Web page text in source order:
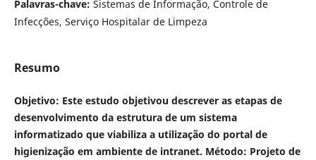
Palavras-chave: Sistemas de Informação, Controle de
Infecções, Serviço Hospitalar de Limpeza
Resumo
Objetivo: Este estudo objetivou descrever as etapas de
desenvolvimento da estrutura de um sistema
informatizado que viabiliza a utilização do portal de
higienização em ambiente de intranet. Método: Projeto de